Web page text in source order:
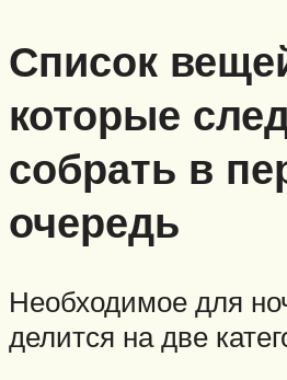
Список
которые
собрать в
очередь
Необходимое для
делится на две